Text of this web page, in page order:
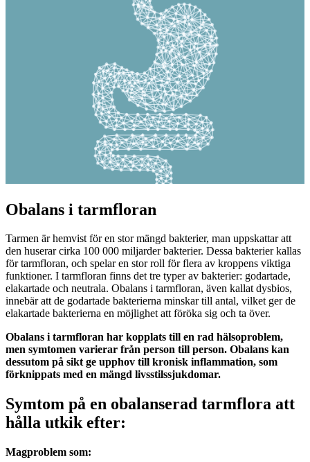
Obalans i tarmfloran
Tarmen är hemvist för en stor mängd bakterier, man uppskattar att
den huserar cirka 100 000 miljarder bakterier. Dessa bakterier kallas
för tarmfloran, och spelar en stor roll för flera av kroppens viktiga
funktioner. I tarmfloran finns det tre typer av bakterier: godartade,
elakartade och neutrala. Obalans i tarmfloran, även kallat dysbios,
innebär att de godartade bakterierna minskar till antal, vilket ger de
elakartade bakterierna en möjlighet att föröka sig och ta över.
Obalans i tarmfloran har kopplats till en rad hälsoproblem,
men symtomen varierar från person till person. Obalans kan
dessutom på sikt ge upphov till kronisk inflammation, som
förknippats med en mängd livsstilssjukdomar.
Symtom på en obalanserad tarmflora att
hålla utkik efter:
Magproblem som: